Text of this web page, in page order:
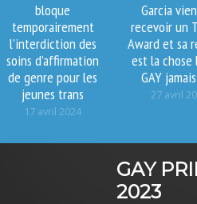
bloque
temporairement
l’interdiction des
soins d’affirmation
de genre pour les
jeunes trans
17 avril 2024
Garcia
recevoir un
Award et sa
est la chose
GAY
27 avril
GAY
2023